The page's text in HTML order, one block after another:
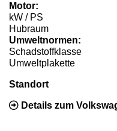
Motor:
kW / PS
Hubraum
Umweltnormen:
Schadstoffklasse
Umweltplakette
Standort
Details zum